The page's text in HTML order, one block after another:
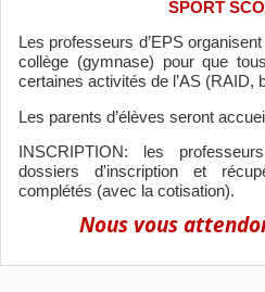
SPORT
Les professeurs d’EPS
collège (gymnase) pour que
certaines activités de l’AS (RAID,
Les parents d’élèves seront
INSCRIPTION: les
dossiers d'inscription et
complétés (avec la cotisation).
Nous vous